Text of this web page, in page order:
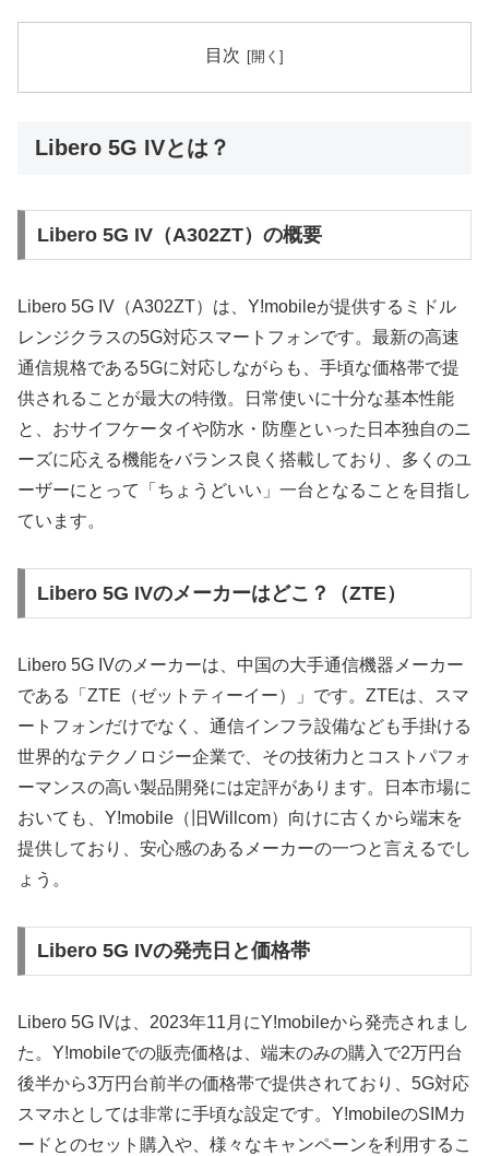
目次
Libero 5G IVとは？
Libero 5G IV（A302ZT）の概要
Libero 5G IV（A302ZT）は、Y!mobileが提供するミドル
レンジクラスの5G対応スマートフォンです。最新の高速
通信規格である5Gに対応しながらも、手頃な価格帯で提
供されることが最大の特徴。日常使いに十分な基本性能
と、おサイフケータイや防水・防塵といった日本独自のニ
ーズに応える機能をバランス良く搭載しており、多くのユ
ーザーにとって「ちょうどいい」一台となることを目指し
ています。
Libero 5G IVのメーカーはどこ？（ZTE）
Libero 5G IVのメーカーは、中国の大手通信機器メーカー
である「ZTE（ゼットティーイー）」です。ZTEは、スマ
ートフォンだけでなく、通信インフラ設備なども手掛ける
世界的なテクノロジー企業で、その技術力とコストパフォ
ーマンスの高い製品開発には定評があります。日本市場に
おいても、Y!mobile（旧Willcom）向けに古くから端末を
提供しており、安心感のあるメーカーの一つと言えるでし
ょう。
Libero 5G IVの発売日と価格帯
Libero 5G IVは、2023年11月にY!mobileから発売されまし
た。Y!mobileでの販売価格は、端末のみの購入で2万円台
後半から3万円台前半の価格帯で提供されており、5G対応
スマホとしては非常に手頃な設定です。Y!mobileのSIMカ
ードとのセット購入や、様々なキャンペーンを利用するこ